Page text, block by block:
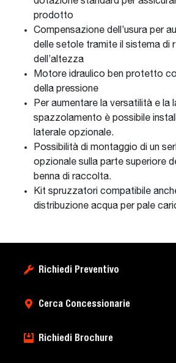
prodotto
Compensazione dell’usura per
delle setole tramite il sistema di
dell’altezza
Motore idraulico ben protetto
della pressione
Per aumentare la versatilità e la
spazzolamento è possibile
laterale opzionale.
Possibilità di montaggio di un
opzionale sulla parte superiore
benna di raccolta.
Kit spruzzatori compatibile
distribuzione acqua per pale
Richiedi Preventivo
Cerca Concessionarie
Richiedi Brochure